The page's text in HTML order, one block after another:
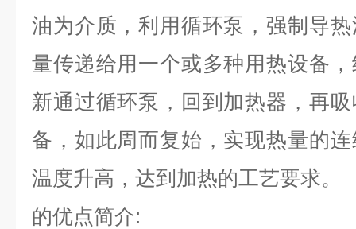
油为介质，利用循环泵，强制导
量传递给用一个或多种用热设备
新通过循环泵，回到加热器，再
备，如此周而复始，实现热量的
温度升高，达到加热的工艺要求。
的优点简介: